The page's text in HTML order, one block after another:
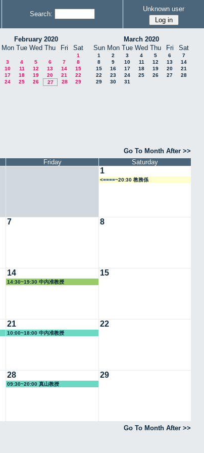
Search:
Unknown user
February 2020
Mon Tue Wed Thu Fri Sat
1
3 4 5 6 7
8
10 11 12 13 14
15
17 18 19 20 21
22
24 25 26 27 28 29
March 2020
Sun Mon Tue Wed Thu Fri Sat
1 2 3 4 5 6
7
8
9 10 11 12 13
14
15
16 17 18 19 20
21
22
23 24 25 26 27
28
29
30 31
Go To Month After >>
Friday Saturday
1
<====~20:30 教務係
7 8
14
14:30~19:30 中内准教授
15
21
10:00~18:00 中内准教授
22
28
09:30~20:00 真山教授
29
Go To Month After >>